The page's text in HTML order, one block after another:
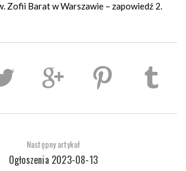
Zofii Barat w Warszawie – zapowiedź 2.
Następny artykuł
Ogłoszenia 2023-08-13